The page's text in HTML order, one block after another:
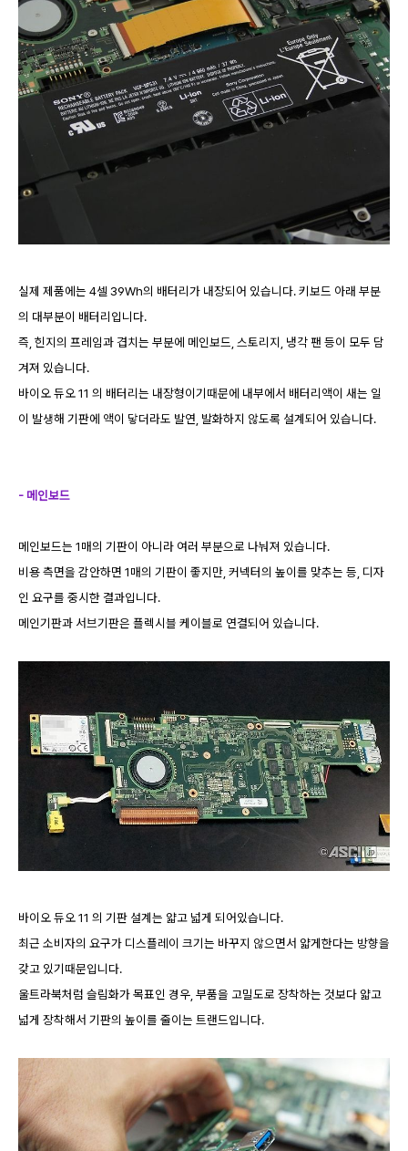
실제 제품에는 4셀 39Wh의 배터리가 내장되어 있습니다. 키보드 아래 부분
의 대부분이 배터리입니다.
즉, 힌지의 프레임과 겹치는 부분에 메인보드, 스토리지, 냉각 팬 등이 모두 담
겨져 있습니다.
바이오 듀오 11 의 배터리는 내장형이기때문에 내부에서 배터리액이 새는 일
이 발생해 기판에 액이 닿더라도 발연, 발화하지 않도록 설계되어 있습니다.
- 메인보드
메인보드는 1매의 기판이 아니라 여러 부분으로 나눠져 있습니다.
비용 측면을 감안하면 1매의 기판이 좋지만, 커넥터의 높이를 맞추는 등, 디자
인 요구를 중시한 결과입니다.
메인기판과 서브기판은 플렉시블 케이블로 연결되어 있습니다.
바이오 듀오 11 의 기판 설계는 얇고 넓게 되어있습니다.
최근 소비자의 요구가 디스플레이 크기는 바꾸지 않으면서 얇게한다는 방향을
갖고 있기때문입니다.
울트라북처럼 슬림화가 목표인 경우, 부품을 고밀도로 장착하는 것보다 얇고
넓게 장착해서 기판의 높이를 줄이는 트랜드입니다.